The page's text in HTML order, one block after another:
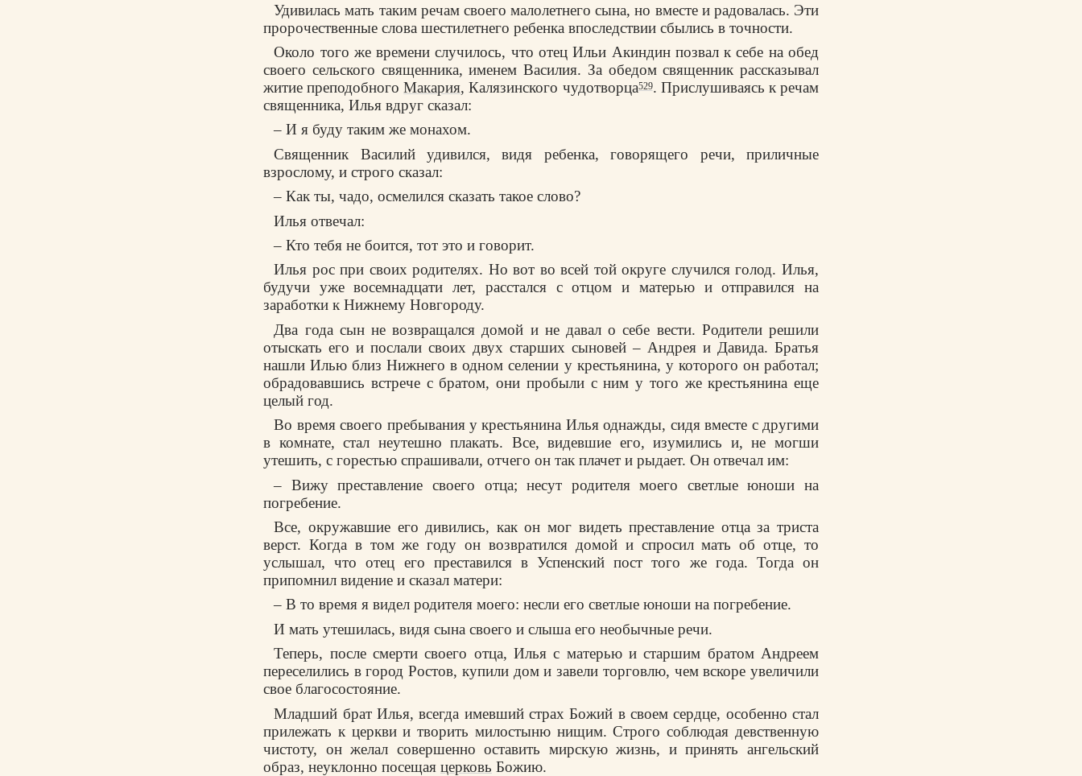
Удивилась мать таким речам своего малолетнего сына, но вместе и радовалась. Эти
пророчественные слова шестилетнего ребенка впоследствии сбылись в точности.
Около того же времени случилось, что отец Ильи Акиндин позвал к себе на обед
своего сельского священника, именем Василия. За обедом священник рассказывал
житие преподобногоМакария, Калязинского чудотворца529. Прислушиваясь к речам
священника, Илья вдруг сказал:
– И я буду таким же монахом.
Священник Василий удивился, видя ребенка, говорящего речи, приличные
взрослому, и строго сказал:
– Как ты, чадо, осмелился сказать такое слово?
Илья отвечал:
– Кто тебя не боится, тот это и говорит.
Илья рос при своих родителях. Но вот во всей той округе случился голод. Илья,
будучи уже восемнадцати лет, расстался с отцом и матерью и отправился на
заработки к Нижнему Новгороду.
Два года сын не возвращался домой и не давал о себе вести. Родители решили
отыскать его и послали своих двух старших сыновей – Андрея и Давида. Братья
нашли Илью близ Нижнего в одном селении у крестьянина, у которого он работал;
обрадовавшись встрече с братом, они пробыли с ним у того же крестьянина еще
целый год.
Во время своего пребывания у крестьянина Илья однажды, сидя вместе с другими
в комнате, стал неутешно плакать. Все, видевшие его, изумились и, не могши
утешить, с горестью спрашивали, отчего он так плачет и рыдает. Он отвечал им:
– Вижу преставление своего отца; несут родителя моего светлые юноши на
погребение.
Все, окружавшие его дивились, как он мог видеть преставление отца за триста
верст. Когда в том же году он возвратился домой и спросил мать об отце, то
услышал, что отец его преставился в Успенский пост того же года. Тогда он
припомнил видение и сказал матери:
– В то время я видел родителя моего: несли его светлые юноши на погребение.
И мать утешилась, видя сына своего и слыша его необычные речи.
Теперь, после смерти своего отца, Илья с матерью и старшим братом Андреем
переселились в город Ростов, купили дом и завели торговлю, чем вскоре увеличили
свое благосостояние.
Младший брат Илья, всегда имевший страх Божий в своем сердце, особенно стал
прилежать к церкви и творить милостыню нищим. Строго соблюдая девственную
чистоту, он желал совершенно оставить мирскую жизнь, и принять ангельский
образ, неуклонно посещая церковь Божию.